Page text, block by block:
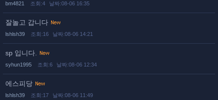
bm4821 조회:4 날짜:08-06 16:35
잘놀고 갑니다
lshlsh39 조회:16 날짜:08-06 14:21
sp 입니다.
syhun1995 조회:6 날짜:08-06 12:34
에스피당
lshlsh39 조회:17 날짜:08-06 11:49